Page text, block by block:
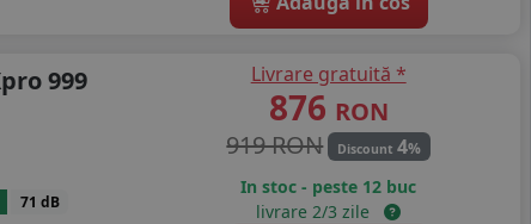
999
71 dB
Livrare gratuită *
876 RON
919 RON
Discount4%
In stoc - peste 12 buc
livrare 2/3 zile